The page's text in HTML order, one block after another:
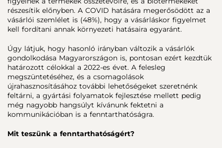
részesítik előnyben. A COVID hatására megerősödött az a
vásárlói szemlélet is (48%), hogy a vásárláskor figyelmet
kell fordítani annak környezeti hatásaira egyaránt.
Úgy látjuk, hogy hasonló irányban változik a vásárlók
gondolkodása Magyarországon is, pontosan ezért kezdtük
határozott célokkal a 2022-es évet. A felesleg
megszüntetéséhez, és a csomagolások
újrahasznosításához további lehetőségeket szeretnénk
feltárni, a gyártási folyamatok fejlesztése mellett pedig
még nagyobb hangsúlyt kívánunk fektetni a
kommunikációban is a fenntarthatóságra.
Mit teszünk a fenntarthatóságért?